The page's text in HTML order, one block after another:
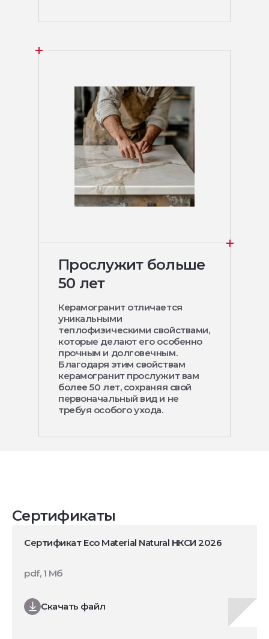
Прослужит больше
50 лет
Керамогранит отличается
уникальными
теплофизическими свойствами,
которые делают его особенно
прочным и долговечным.
Благодаря этим свойствам
керамогранит прослужит вам
более 50 лет, сохраняя свой
первоначальный вид и не
требуя особого ухода.
Сертификаты
Сертификат Eco Material Natural НКСИ 2026
Скачать файл
pdf, 1 Мб